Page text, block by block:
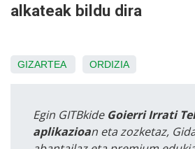
alkateak bildu dira
GIZARTEA ORDIZIA
Egin GITBkide Goierri Irrati
aplikazioan eta zozketaz,